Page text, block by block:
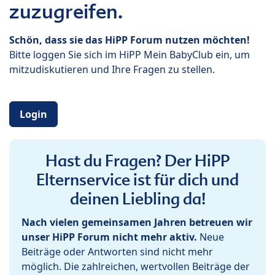
zuzugreifen.
Schön, dass sie das HiPP Forum nutzen möchten!
Bitte loggen Sie sich im HiPP Mein BabyClub ein, um
mitzudiskutieren und Ihre Fragen zu stellen.
Login
Hast du Fragen? Der HiPP
Elternservice ist für dich und
deinen Liebling da!
Nach vielen gemeinsamen Jahren betreuen wir
unser HiPP Forum nicht mehr aktiv. Neue
Beiträge oder Antworten sind nicht mehr
möglich. Die zahlreichen, wertvollen Beiträge der